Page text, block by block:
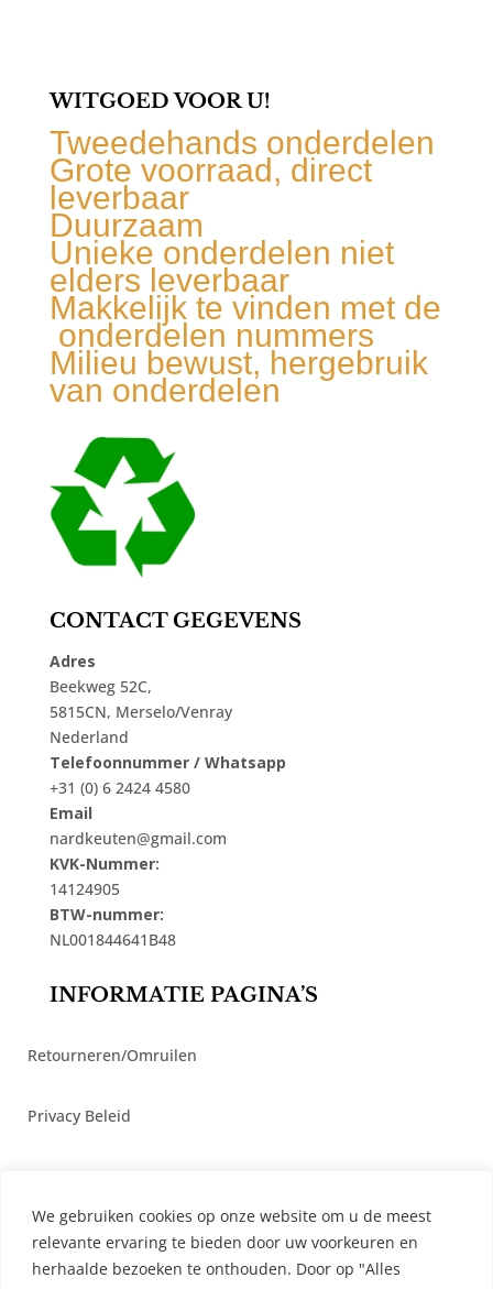
We gebruiken cookies op onze website om u de meest
relevante ervaring te bieden door uw voorkeuren en
herhaalde bezoeken te onthouden. Door op "Alles
WITGOED VOOR U!
Tweedehands onderdelen
Grote voorraad, direct
leverbaar
Duurzaam
Unieke onderdelen niet
elders leverbaar
Makkelijk te vinden met de
onderdelen nummers
Milieu bewust, hergebruik
van onderdelen
CONTACT GEGEVENS
Adres
Beekweg 52C,
5815CN, Merselo/Venray
Nederland
Telefoonnummer / Whatsapp
+31 (0) 6 2424 4580
Email
nardkeuten@gmail.com
KVK-Nummer:
14124905
BTW-nummer:
NL001844641B48
INFORMATIE PAGINA’S
Retourneren/Omruilen
Privacy Beleid
Algemene Voorwaarden